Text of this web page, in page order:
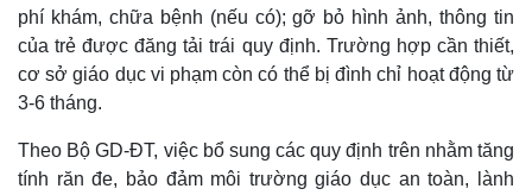
phí khám, chữa bệnh (nếu có); gỡ bỏ hình ảnh, thông tin
của trẻ được đăng tải trái quy định. Trường hợp cần thiết,
cơ sở giáo dục vi phạm còn có thể bị đình chỉ hoạt động từ
3-6 tháng.
Theo Bộ GD-ĐT, việc bổ sung các quy định trên nhằm tăng
tính răn đe, bảo đảm môi trường giáo dục an toàn, lành